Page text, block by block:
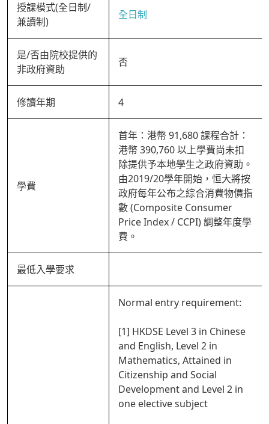
授課模式(全日制/
兼讀制)
全日制
是/否由院校提供的
非政府資助
否
修讀年期 4
學費
首年：港幣 91,680 課程合計：
港幣 390,760 以上學費尚未扣
除提供予本地學生之政府資助。
由2019/20學年開始，恒大將按
政府每年公布之綜合消費物價指
數 (Composite Consumer
Price Index / CCPI) 調整年度學
費。
最低入學要求
Normal entry requirement:
[1] HKDSE Level 3 in Chinese
and English, Level 2 in
Mathematics, Attained in
Citizenship and Social
Development and Level 2 in
one elective subject